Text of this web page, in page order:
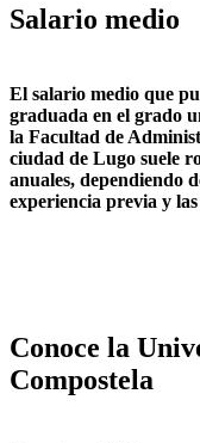
Salario medio
El salario medio que
graduada en el grado
la Facultad de
ciudad de Lugo suele
anuales, dependiendo
experiencia previa y
Conoce la
Compostela